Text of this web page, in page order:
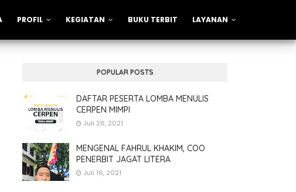
PROFIL KEGIATAN BUKU TERBIT LAYANAN
POPULAR POSTS
DAFTAR PESERTA LOMBA MENULIS
CERPEN MIMPI
Juli 26, 2021
MENGENAL FAHRUL KHAKIM, COO
PENERBIT JAGAT LITERA
Juli 16, 2021